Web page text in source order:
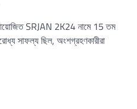
SRJAN 2K24 নামে 15 তম
সাফল্য ছিল, অংশগ্রহণকারীরা